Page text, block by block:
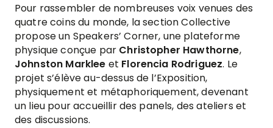
Pour rassembler de nombreuses voix venues des
quatre coins du monde, la section Collective
propose un Speakers’ Corner, une plateforme
physique conçue par Christopher Hawthorne,
Johnston Marklee et Florencia Rodriguez. Le
projet s’élève au-dessus de l’Exposition,
physiquement et métaphoriquement, devenant
un lieu pour accueillir des panels, des ateliers et
des discussions.